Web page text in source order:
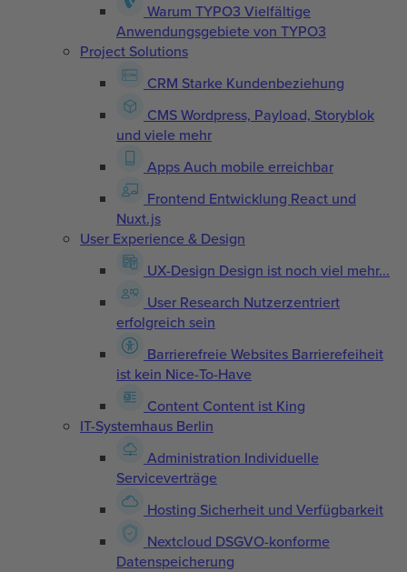
Warum TYPO3 Vielfältige
Anwendungsgebiete von TYPO3
Project Solutions
CRM Starke Kundenbeziehung
CMSWordpress, Payload, Storyblok
und viele mehr
AppsAuch mobile erreichbar
Frontend Entwicklung React und
Nuxt.js
User Experience & Design
UX-Design Design ist noch viel mehr...
User Research Nutzerzentriert
erfolgreich sein
Barrierefreie Websites Barrierefeiheit
ist kein Nice-To-Have
Content Content ist King
IT-Systemhaus Berlin
Administration Individuelle
Serviceverträge
Hosting Sicherheit und Verfügbarkeit
Nextcloud DSGVO-konforme
Datenspeicherung